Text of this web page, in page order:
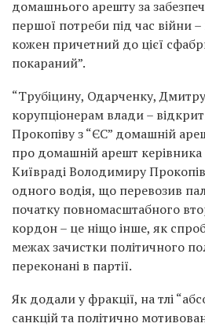
домашнього арешту за
першої потреби під час війни
кожен причетний до цієї
покараний”.
“Трубіцину, Одарченку,
корупціонерам влади –
Прокопіву з “ЄС” домашній
про домашній арешт керівника
Київраді Володимиру
одного водія, що перевозив
початку повномасштабного
кордон – це ніщо інше, як
межах зачистки політичного
переконані в партії.
Як додали у фракції, на тлі
санкцій та політично